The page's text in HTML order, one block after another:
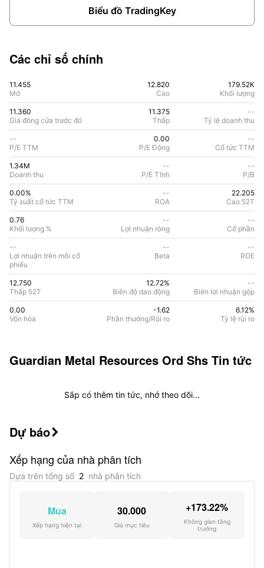
Biểu đồ TradingKey
Các chỉ số chính
11.455
Mở
12.820
Cao
179.52K
Khối lượng
--
P/E TTM
0.00
P/E Động
--
Cổ tức TTM
--
Tỷ lệ doanh thu
11.360
Giá đóng cửa trước đó
11.375
Thấp
1.34M
Doanh thu
--
P/E Tĩnh
--
P/B
0.00%
Tỷ suất cổ tức TTM
--
ROA
22.205
Cao 52T
0.76
Khối lượng %
--
Lợi nhuận ròng
--
Cổ phần
--
Lợi nhuận trên mỗi cổ
phiếu
--
Beta
--
ROE
12.750
Thấp 52T
12.72%
Biên độ dao động
--
Biên lợi nhuận gộp
0.00
Vốn hóa
-1.62
Phần thưởng/Rủi ro
6.12%
Tỷ lệ rủi ro
Guardian Metal Resources Ord Shs Tin tức
Sắp có thêm tin tức, nhớ theo dõi...
Dự báo
Xếp hạng của nhà phân tích
Dựa trên tổng số 2 nhà phân tích
Mua
Xếp hạng hiện tại
30.000
Giá mục tiêu
+173.22%
Không gian tăng
trưởng